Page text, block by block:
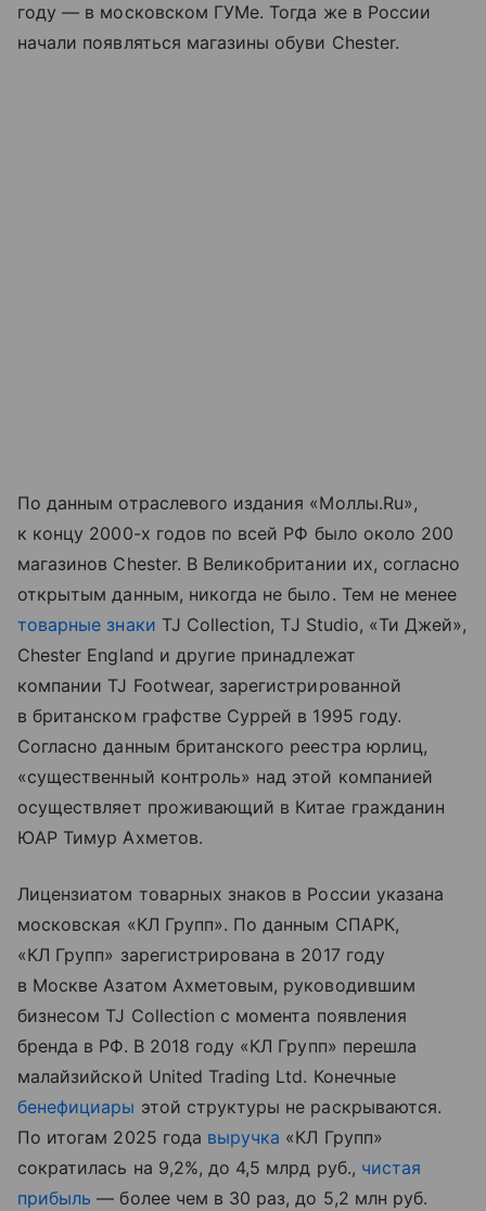
году — в московском ГУМе. Тогда же в России
начали появляться магазины обуви Chester.
По данным отраслевого издания «Моллы.Ru»,
к концу 2000-х годов по всей РФ было около 200
магазинов Chester. В Великобритании их, согласно
открытым данным, никогда не было. Тем не менее
товарные знаки TJ Collection, TJ Studio, «Ти Джей»,
Chester England и другие принадлежат
компании TJ Footwear, зарегистрированной
в британском графстве Суррей в 1995 году.
Согласно данным британского реестра юрлиц,
«существенный контроль» над этой компанией
осуществляет проживающий в Китае гражданин
ЮАР Тимур Ахметов.
Лицензиатом товарных знаков в России указана
московская «КЛ Групп». По данным СПАРК,
«КЛ Групп» зарегистрирована в 2017 году
в Москве Азатом Ахметовым, руководившим
бизнесом TJ Collection с момента появления
бренда в РФ. В 2018 году «КЛ Групп» перешла
малайзийской United Trading Ltd. Конечные
бенефициары этой структуры не раскрываются.
По итогам 2025 года выручка «КЛ Групп»
сократилась на 9,2%, до 4,5 млрд руб., чистая
прибыль — более чем в 30 раз, до 5,2 млн руб.